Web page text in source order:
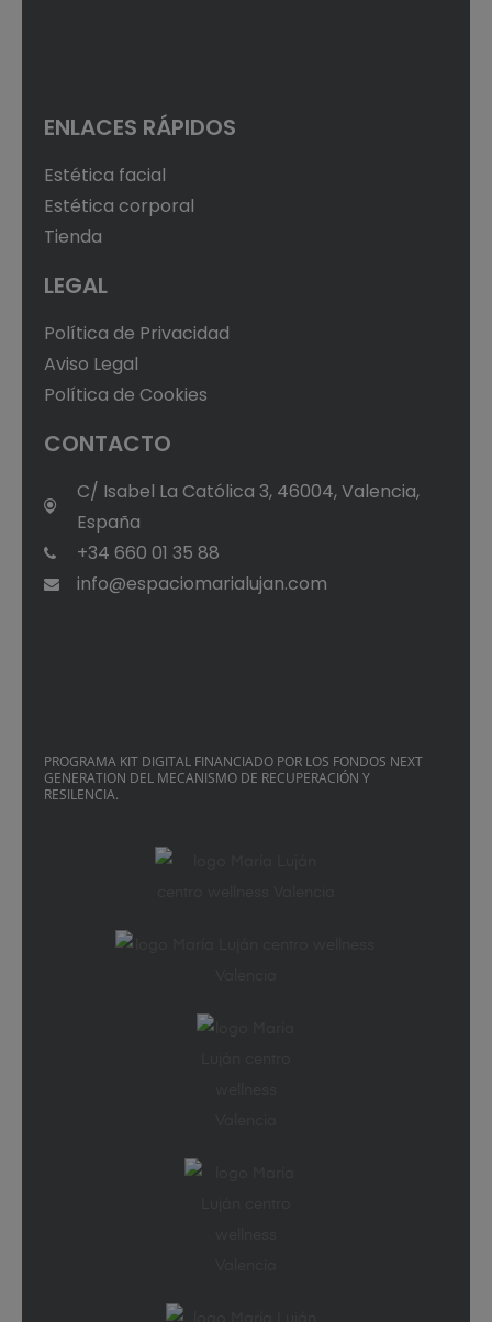
ENLACES RÁPIDOS
Estética facial
Estética corporal
Tienda
LEGAL
Política de Privacidad
Aviso Legal
Política de Cookies
CONTACTO
C/ Isabel La Católica 3, 46004, Valencia,
España
+34 660 01 35 88
info@espaciomarialujan.com
PROGRAMA KIT DIGITAL FINANCIADO POR LOS FONDOS NEXT
GENERATION DEL MECANISMO DE RECUPERACIÓN Y
RESILENCIA.